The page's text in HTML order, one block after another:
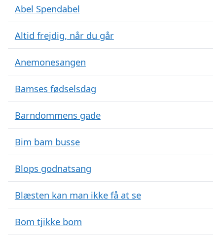
Abel Spendabel
Altid frejdig, når du går
Anemonesangen
Bamses fødselsdag
Barndommens gade
Bim bam busse
Blops godnatsang
Blæsten kan man ikke få at se
Bom tjikke bom